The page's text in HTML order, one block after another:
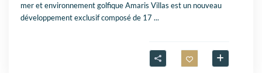
mer et environnement golfique Amaris Villas est un nouveau
développement exclusif composé de 17...